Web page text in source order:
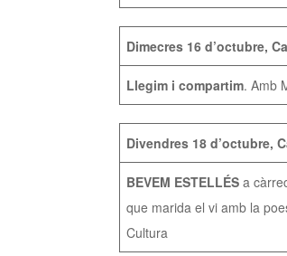
Dimecres 16 d’octubre,
Llegim i compartim. Amb
Divendres 18 d’octubre,
BEVEM ESTELLÉS a
que marida el vi amb la
Cultura